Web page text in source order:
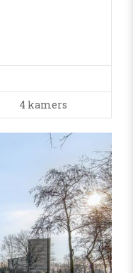
4 kamers